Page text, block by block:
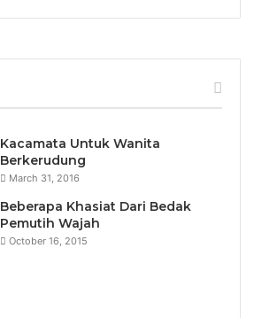
Kacamata Untuk Wanita
Berkerudung
March 31, 2016
Beberapa Khasiat Dari Bedak
Pemutih Wajah
October 16, 2015